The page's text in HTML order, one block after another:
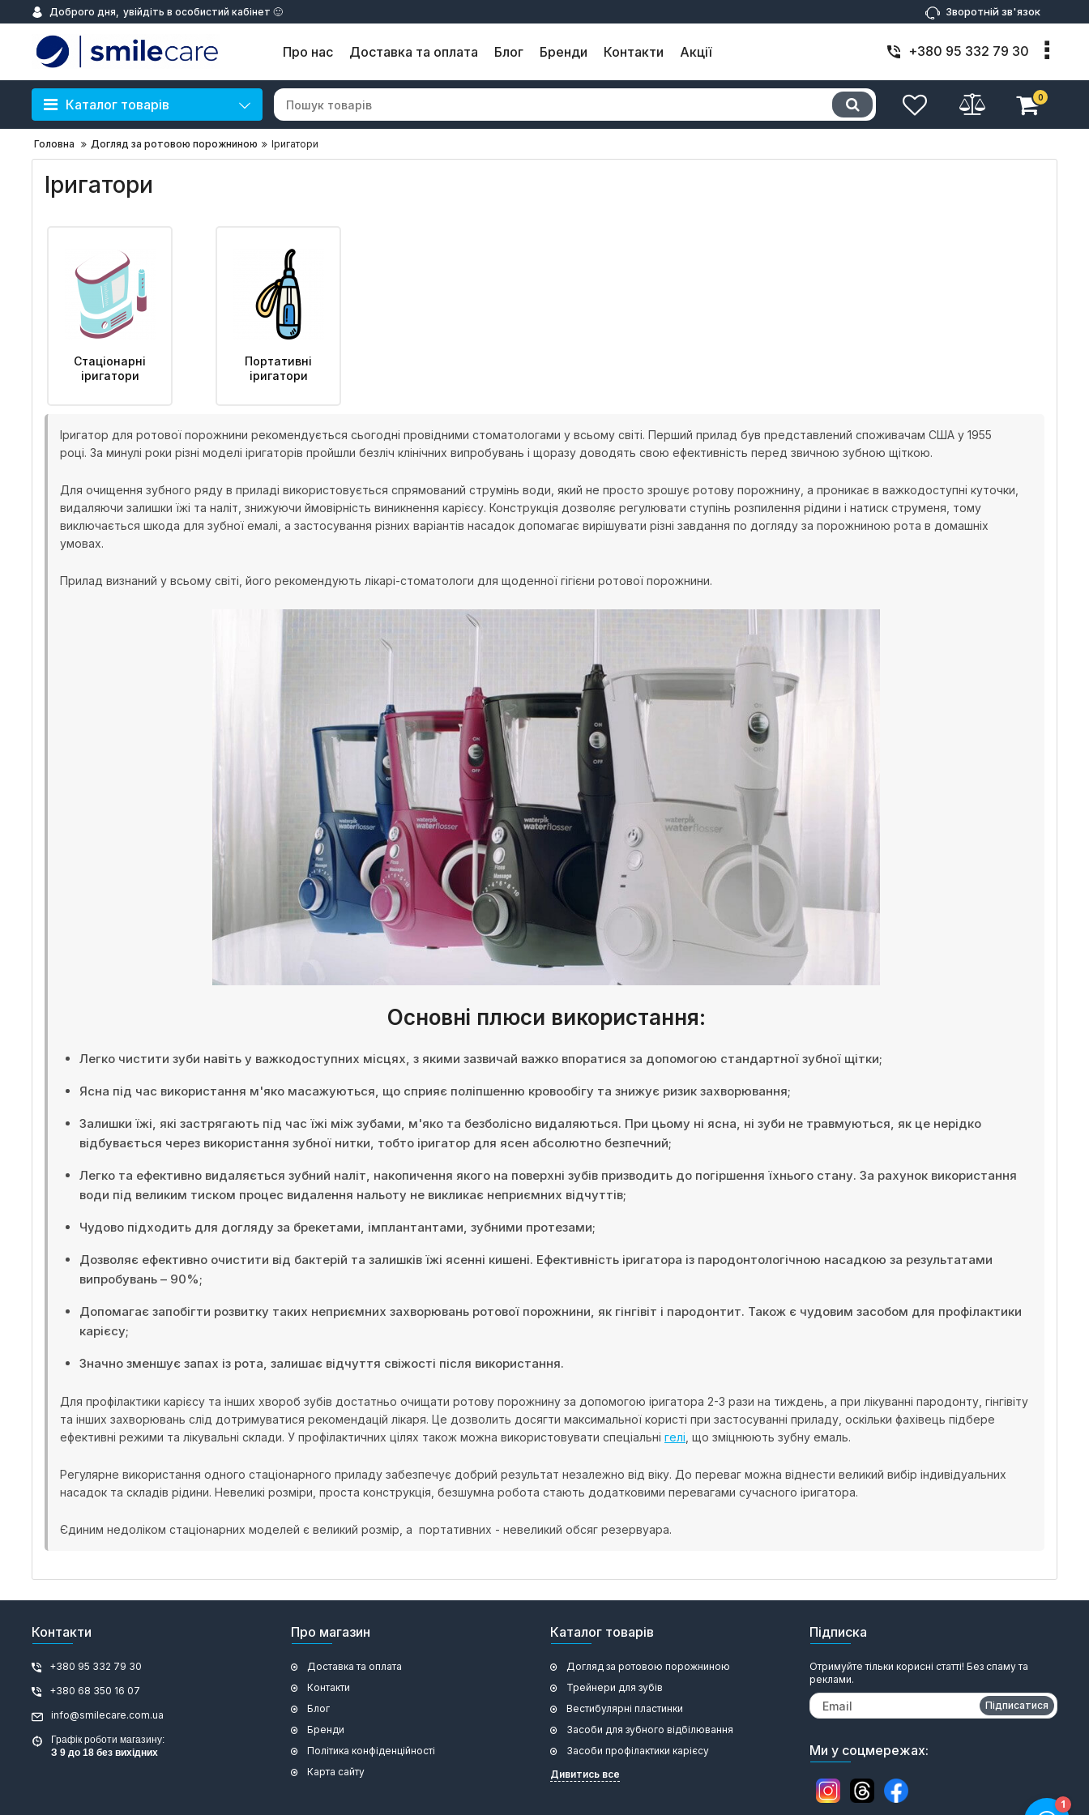
Доброго дня, увійдіть в особистий кабінет 🙂 Зворотній зв'язок
Про нас Доставка та оплата Блог Бренди Контакти Акції +380 95 332 79 30
Каталог товарів 0
Головна Догляд за ротовою порожниною Іригатори
Іригатори
Стаціонарні
іригатори
Портативні
іригатори
Іригатор для ротової порожнини рекомендується сьогодні провідними стоматологами у всьому світі. Перший прилад був представлений споживачам США у 1955
році. За минулі роки різні моделі іригаторів пройшли безліч клінічних випробувань і щоразу доводять свою ефективність перед звичною зубною щіткою.
Для очищення зубного ряду в приладі використовується спрямований струмінь води, який не просто зрошує ротову порожнину, а проникає в важкодоступні куточки,
видаляючи залишки їжі та наліт, знижуючи ймовірність виникнення карієсу. Конструкція дозволяє регулювати ступінь розпилення рідини і натиск струменя, тому
виключається шкода для зубної емалі, а застосування різних варіантів насадок допомагає вирішувати різні завдання по догляду за порожниною рота в домашніх
умовах.
Прилад визнаний у всьому світі, його рекомендують лікарі-стоматологи для щоденної гігієни ротової порожнини.
Основні плюси використання:
Легко чистити зуби навіть у важкодоступних місцях, з якими зазвичай важко впоратися за допомогою стандартної зубної щітки;
Ясна під час використання м'яко масажуються, що сприяє поліпшенню кровообігу та знижує ризик захворювання;
Залишки їжі, які застрягають під час їжі між зубами, м'яко та безболісно видаляються. При цьому ні ясна, ні зуби не травмуються, як це нерідко
відбувається через використання зубної нитки, тобто іригатор для ясен абсолютно безпечний;
Легко та ефективно видаляється зубний наліт, накопичення якого на поверхні зубів призводить до погіршення їхнього стану. За рахунок використання
води під великим тиском процес видалення нальоту не викликає неприємних відчуттів;
Чудово підходить для догляду за брекетами, імплантантами, зубними протезами;
Дозволяє ефективно очистити від бактерій та залишків їжі ясенні кишені. Ефективність іригатора із пародонтологічною насадкою за результатами
випробувань – 90%;
Допомагає запобігти розвитку таких неприємних захворювань ротової порожнини, як гінгівіт і пародонтит. Також є чудовим засобом для профілактики
карієсу;
Значно зменшує запах із рота, залишає відчуття свіжості після використання.
Для профілактики карієсу та інших хвороб зубів достатньо очищати ротову порожнину за допомогою іригатора 2-3 рази на тиждень, а при лікуванні пародонту, гінгівіту
та інших захворювань слід дотримуватися рекомендацій лікаря. Це дозволить досягти максимальної користі при застосуванні приладу, оскільки фахівець підбере
ефективні режими та лікувальні склади. У профілактичних цілях також можна використовувати спеціальні гелі , що зміцнюють зубну емаль.
Регулярне використання одного стаціонарного приладу забезпечує добрий результат незалежно від віку. До переваг можна віднести великий вибір індивідуальних
насадок та складів рідини. Невеликі розміри, проста конструкція, безшумна робота стають додатковими перевагами сучасного іригатора.
Єдиним недоліком стаціонарних моделей є великий розмір, а портативних - невеликий обсяг резервуара.
Контакти
+380 95 332 79 30
+380 68 350 16 07
info@smilecare.com.ua
Графік роботи магазину:
З 9 до 18 без вихідних
Про магазин
Доставка та оплата
Контакти
Блог
Бренди
Політика конфіденційності
Карта сайту
Каталог товарів
Догляд за ротовою порожниною
Трейнери для зубів
Вестибулярні пластинки
Засоби для зубного відбілювання
Засоби профілактики карієсу
Дивитись все
Підписка
Отримуйте тільки корисні статті! Без спаму та
реклами.
Підписатися
Ми у соцмережах: